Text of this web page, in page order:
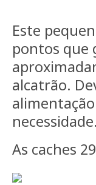
Este
pontos que
alcatrão.
necessidade.
As caches